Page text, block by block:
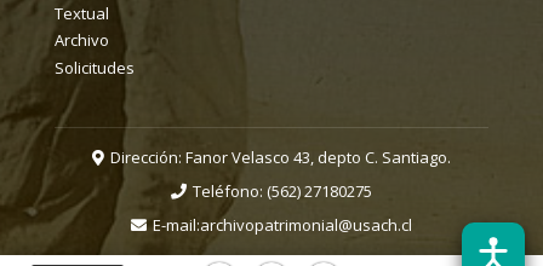
Textual
Archivo
Solicitudes
Dirección: Fanor Velasco 43, depto C. Santiago.
Teléfono: (562) 27180275
E-mail:archivopatrimonial@usach.cl